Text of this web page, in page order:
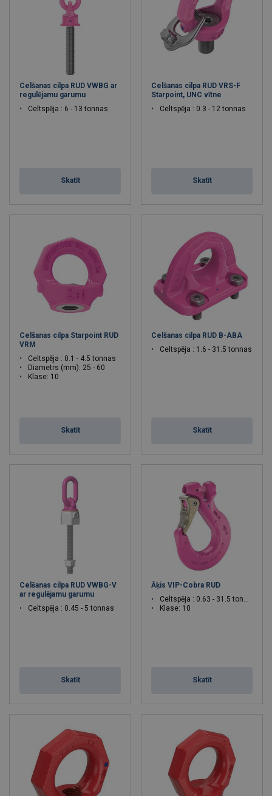
Celšanas cilpa RUD VWBG ar
regulējamu garumu
Celtspēja : 6 - 13 tonnas
Skatīt
Celšanas cilpa RUD VRS-F
Starpoint, UNC vītne
Celtspēja : 0.3 - 12 tonnas
Skatīt
Celšanas cilpa Starpoint RUD
VRM
Celtspēja : 0.1 - 4.5 tonnas
Diametrs (mm): 25 - 60
Klase: 10
Skatīt
Celšanas cilpa RUD B-ABA
Celtspēja : 1.6 - 31.5 tonnas
Skatīt
Celšanas cilpa RUD VWBG-V
ar regulējamu garumu
Celtspēja : 0.45 - 5 tonnas
Skatīt
Āķis VIP-Cobra RUD
Celtspēja : 0.63 - 31.5 tonnas
Klase: 10
Skatīt